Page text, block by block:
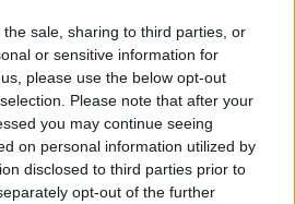
sale, sharing to third parties, or
or sensitive information for
please use the below opt-out
Please note that after your
you may continue seeing
on personal information utilized by
disclosed to third parties prior to
opt-out of the further